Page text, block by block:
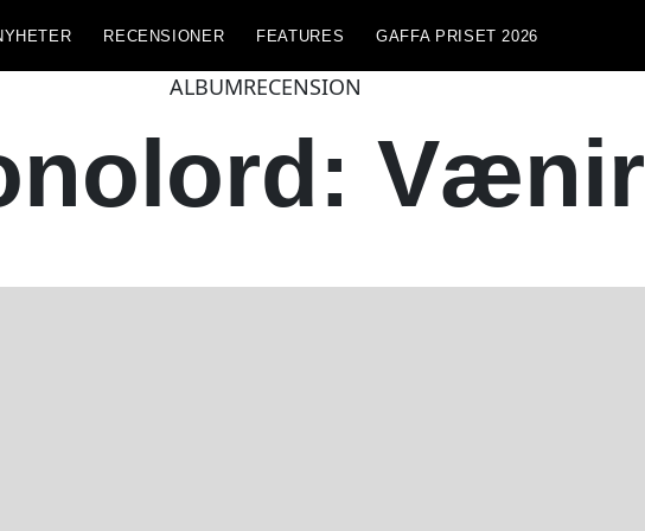
RECENSIONER FEATURES GAFFA PRISET 2026
ALBUMRECENSION
Vænir